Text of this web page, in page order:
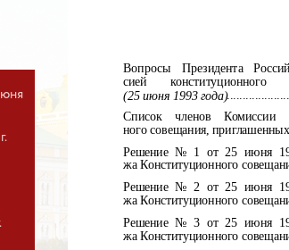
Вопросы Президента
сией
конституционного
(25 июня 1993 года)
Список
членов Комиссии
ного совещания,
Решение № 1 от 25 июня
жа Конституционного
Решение № 2 от 25 июня
жа Конституционного
Решение № 3 от 25 июня
жа Конституционного